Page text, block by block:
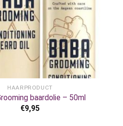
HAARPRODUCT
baardolie – 50ml
€9,95